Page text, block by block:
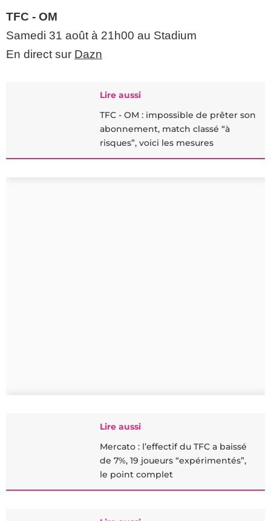
TFC - OM
Samedi 31 août à 21h00 au Stadium
En direct sur Dazn
Lire aussi
TFC - OM : impossible de prêter son
abonnement, match classé “à
risques”, voici les mesures
Lire aussi
Mercato : l’effectif du TFC a baissé
de 7%, 19 joueurs “expérimentés”,
le point complet